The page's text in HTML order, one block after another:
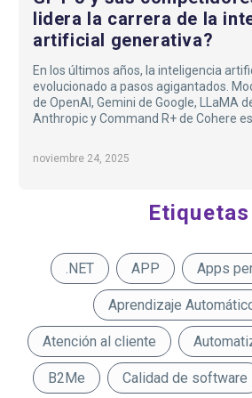
noviembre 24, 2025
lidera la carrera de la
artificial generativa?
En los últimos años, la inteligencia
evolucionado a pasos agigantados.
de OpenAI, Gemini de Google, LLaMA
Anthropic y Command R+ de Cohere
texto, imágenes, código y más. Pero…
avanzado? ¿Qué diferencias reales
Etiquetas
.NET APP Apps
Aprendizaje
Atención al cliente
B2Me Calidad de software